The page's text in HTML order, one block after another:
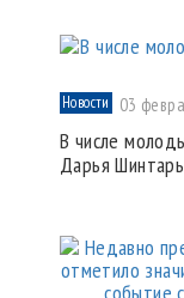
Новости 03
В числе
Дарья Шинтарь